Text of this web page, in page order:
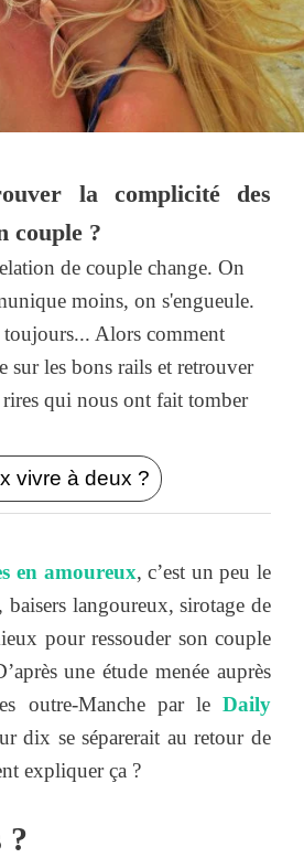
la complicité des
couple ?
de couple change. On
moins, on s'engueule.
toujours... Alors comment
sur les bons rails et retrouver
qui nous ont fait tomber
vivre à deux ?
en amoureux, c’est un peu le
langoureux, sirotage de
pour ressouder son couple
une étude menée auprès
outre-Manche par le Daily
dix se séparerait au retour de
expliquer ça ?
?